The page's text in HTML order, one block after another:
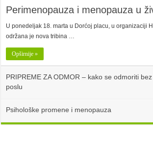
Perimenopauza i menopauza u
U ponedeljak 18. marta u Dorćoj placu, u organizaciji
održana je nova tribina …
Opširnije »
PRIPREME ZA ODMOR – kako se odmoriti
poslu
Psihološke promene i menopauza